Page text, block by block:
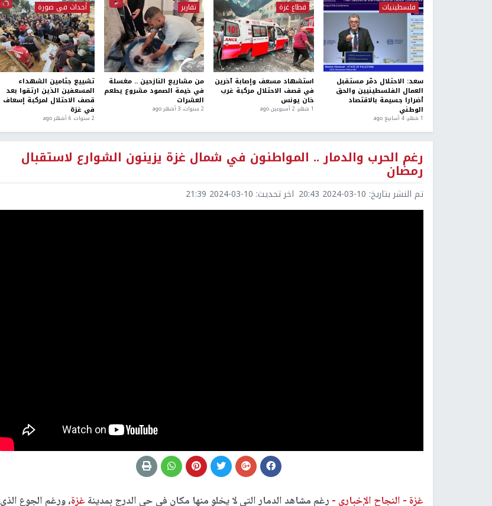
فلسطينيات
سعد: الاحتلال دمّر مستقبل
العمال الفلسطينيين والحق
أضرارا جسيمة بالاقتصاد
الوطني
1 شهر، 4 أسابيع ago
قطاع غزة
استشهاد مسعف وإصابة آخرين
في قصف الاحتلال مركبة غرب
خان يونس
1 شهر، 2 أسبوعين ago
تقارير
من مشاريع النازحين .. مغسلة
في خيمة الصمود مشروع يطعم
العشرات
2 سنوات، 3 أشهر ago
أحداث في صورة
تشييع جثامين الشهداء
المسعفين الذين ارتقوا بعد
قصف الاحتلال لمركبة إسعاف
في غزة
2 سنوات، 6 أشهر ago
رغم الحرب والدمار .. المواطنون في شمال غزة يزينون الشوارع لاستقبال
رمضان
تم النشر بتاريخ: 2024-03-10 20:43 اخر تحديث: 2024-03-10 21:39
غزة - النجاح الإخباري - رغم مشاهد الدمار التي لا يخلو منها مكان في حي الدرج بمدينةغزة، ورغم الجوع الذي